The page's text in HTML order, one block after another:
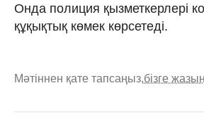
Онда полиция қызметкерлері
құқықтық көмек көрсетеді.
Мәтіннен қате тапсаңыз,бізге